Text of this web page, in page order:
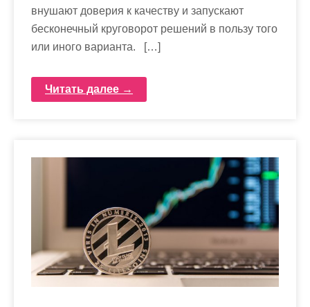
внушают доверия к качеству и запускают
бесконечный круговорот решений в пользу того
или иного варианта. […]
Читать далее →